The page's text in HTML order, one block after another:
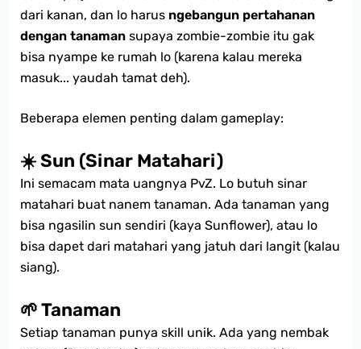
dari kanan, dan lo harus ngebangun pertahanan
dengan tanaman supaya zombie-zombie itu gak
bisa nyampe ke rumah lo (karena kalau mereka
masuk... yaudah tamat deh).
Beberapa elemen penting dalam gameplay:
☀️ Sun (Sinar Matahari)
Ini semacam mata uangnya PvZ. Lo butuh sinar
matahari buat nanem tanaman. Ada tanaman yang
bisa ngasilin sun sendiri (kaya Sunflower), atau lo
bisa dapet dari matahari yang jatuh dari langit (kalau
siang).
🌱 Tanaman
Setiap tanaman punya skill unik. Ada yang nembak